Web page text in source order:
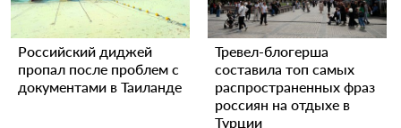
Российский диджей
пропал после проблем с
документами в Таиланде
Тревел-блогерша
составила топ самых
распространенных фраз
россиян на отдыхе в
Турции